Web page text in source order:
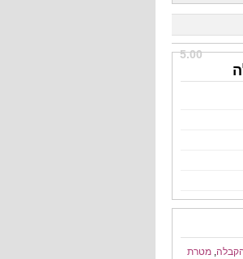
5.00
, מטרת